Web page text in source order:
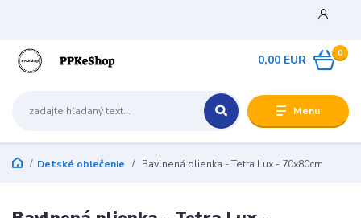
Menu
0
0,00 EUR
Detské oblečenie Bavlnená plienka - Tetra Lux - 70x80cm